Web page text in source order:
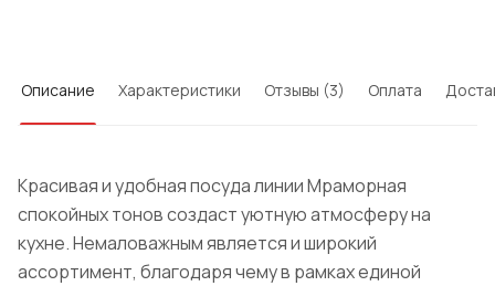
Описание Характеристики Отзывы (3) Оплата
Красивая и удобная посуда линии Мраморная
спокойных тонов создаст уютную атмосферу на
кухне. Немаловажным является и широкий
ассортимент, благодаря чему в рамках единой